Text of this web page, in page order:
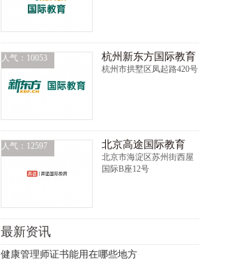
人气：10053 杭州新东方国际教育
杭州市拱墅区凤起路420号
人气：12597 北京高途国际教育
北京市海淀区苏州街西屋
国际B座12号
最新资讯
健康管理师证书能用在哪些地方